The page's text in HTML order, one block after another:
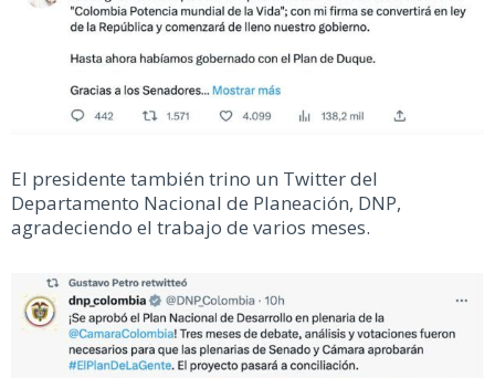
El presidente también trino un Twitter del
Departamento Nacional de Planeación, DNP,
agradeciendo el trabajo de varios meses.